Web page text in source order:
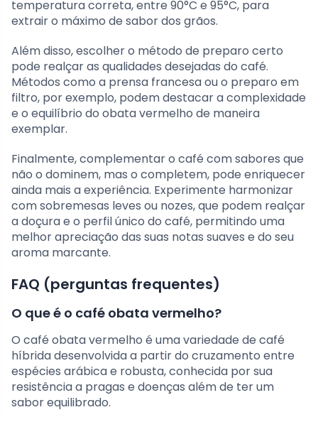
temperatura correta, entre 90°C e 95°C, para
extrair o máximo de sabor dos grãos.
Além disso, escolher o método de preparo certo
pode realçar as qualidades desejadas do café.
Métodos como a prensa francesa ou o preparo em
filtro, por exemplo, podem destacar a complexidade
e o equilíbrio do obata vermelho de maneira
exemplar.
Finalmente, complementar o café com sabores que
não o dominem, mas o completem, pode enriquecer
ainda mais a experiência. Experimente harmonizar
com sobremesas leves ou nozes, que podem realçar
a doçura e o perfil único do café, permitindo uma
melhor apreciação das suas notas suaves e do seu
aroma marcante.
FAQ (perguntas frequentes)
O que é o café obata vermelho?
O café obata vermelho é uma variedade de café
híbrida desenvolvida a partir do cruzamento entre
espécies arábica e robusta, conhecida por sua
resistência a pragas e doenças além de ter um
sabor equilibrado.